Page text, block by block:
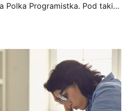
Polka Programistka. Pod takim
kariery w IT z